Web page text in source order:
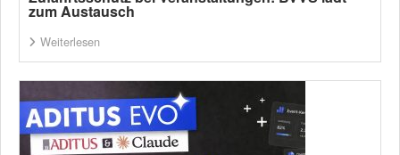
zum Austausch
Weiterlesen